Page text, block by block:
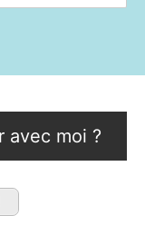
avec moi ?